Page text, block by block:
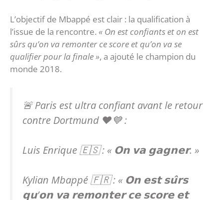
L’objectif de Mbappé est clair : la qualification à
l’issue de la rencontre. « On est confiants et on est
sûrs qu’on va remonter ce score et qu’on va se
qualifier pour la finale », a ajouté le champion du
monde 2018.
🚨 Paris est ultra confiant avant le retour
contre Dortmund ❤️💙 :
Luis Enrique 🇪🇸 : « 𝗢𝗻 𝘃𝗮 𝗴𝗮𝗴𝗻𝗲𝗿. »
Kylian Mbappé 🇫🇷 : « 𝗢𝗻 𝗲𝘀𝘁 𝘀𝘂̂𝗿𝘀
𝗾𝘂’𝗼𝗻 𝘃𝗮 𝗿𝗲𝗺𝗼𝗻𝘁𝗲𝗿 𝗰𝗲 𝘀𝗰𝗼𝗿𝗲 𝗲𝘁